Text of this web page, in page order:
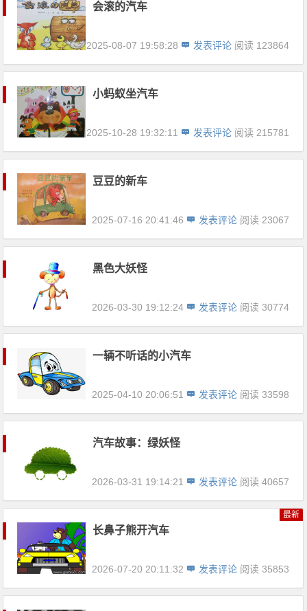
会滚的汽车
2025-08-07 19:58:28 发表评论 阅读 123864
小蚂蚁坐汽车
2025-10-28 19:32:11 发表评论 阅读 215781
豆豆的新车
2025-07-16 20:41:46 发表评论 阅读 23067
黑色大妖怪
2026-03-30 19:12:24 发表评论 阅读 30774
一辆不听话的小汽车
2025-04-10 20:06:51 发表评论 阅读 33598
汽车故事：绿妖怪
2026-03-31 19:14:21 发表评论 阅读 40657
长鼻子熊开汽车
最新
2026-07-20 20:11:32 发表评论 阅读 35853